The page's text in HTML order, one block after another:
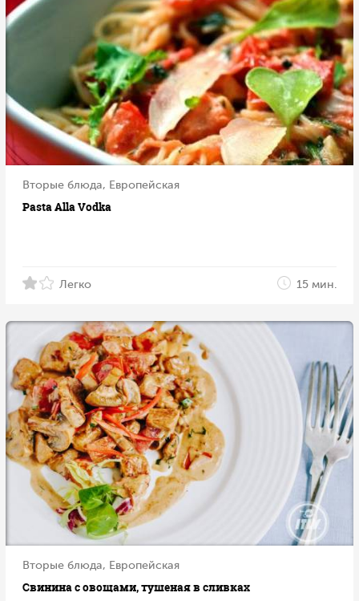
Вторые блюда, Европейская
Pasta Alla Vodka
Легко 15 мин.
Вторые блюда, Европейская
Свинина с овощами, тушеная в сливках